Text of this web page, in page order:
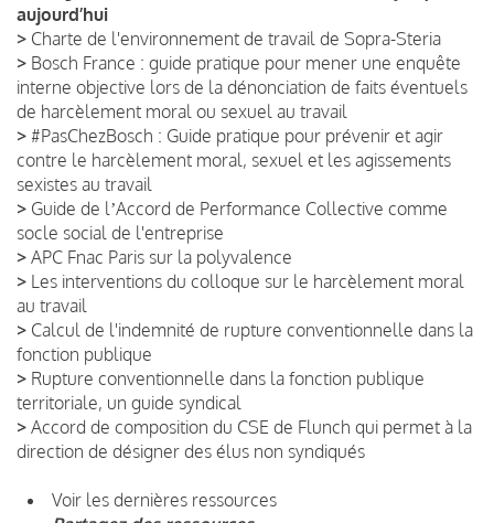
aujourd’hui
> Charte de l'environnement de travail de Sopra-Steria
> Bosch France : guide pratique pour mener une enquête
interne objective lors de la dénonciation de faits éventuels
de harcèlement moral ou sexuel au travail
> #PasChezBosch : Guide pratique pour prévenir et agir
contre le harcèlement moral, sexuel et les agissements
sexistes au travail
> Guide de lʼAccord de Performance Collective comme
socle social de l'entreprise
> APC Fnac Paris sur la polyvalence
> Les interventions du colloque sur le harcèlement moral
au travail
> Calcul de l'indemnité de rupture conventionnelle dans la
fonction publique
> Rupture conventionnelle dans la fonction publique
territoriale, un guide syndical
> Accord de composition du CSE de Flunch qui permet à la
direction de désigner des élus non syndiqués
Voir les dernières ressources